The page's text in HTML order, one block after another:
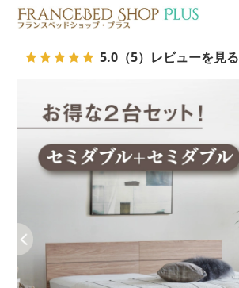
5.0 （5） レビューを見る